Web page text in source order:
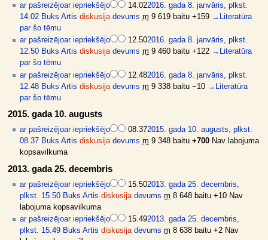
ar pašreizējoar iepriekšējo 14.022016. gada 8. janvāris, plkst.
14.02 Buks Artis diskusija devums m 9 619 baitu +159 → Literatūra
par šo tēmu
ar pašreizējoar iepriekšējo 12.502016. gada 8. janvāris, plkst.
12.50 Buks Artis diskusija devums m 9 460 baitu +122 → Literatūra
par šo tēmu
ar pašreizējoar iepriekšējo 12.482016. gada 8. janvāris, plkst.
12.48 Buks Artis diskusija devums m 9 338 baitu −10 →
Literatūra
par šo tēmu
2015. gada 10. augusts
ar pašreizējoar iepriekšējo 08.372015. gada 10. augusts, plkst.
08.37 Buks Artis diskusija devums m 9 348 baitu +700 Nav labojuma
kopsavilkuma
2013. gada 25. decembris
ar pašreizējoar iepriekšējo 15.502013. gada 25. decembris,
plkst. 15.50 Buks Artis diskusija devums m 8 648 baitu +10 Nav
labojuma kopsavilkuma
ar pašreizējoar iepriekšējo 15.492013. gada 25. decembris,
plkst. 15.49 Buks Artis diskusija devums m 8 638 baitu +2 Nav